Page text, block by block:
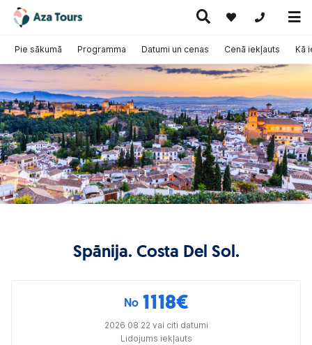
+371
ceļojumi
Ceļojumi
pa Eiropu
(ar
lidmašīnu)
Kruīzi
Karstie
piedāvājumi
Spānija. Costa Del Sol.
Pie sākumā Programma Datumi un cenas Cenā iekļauts Kā
No 1118€
2026 08 22 vai citi datumi
Lidojums iekļauts